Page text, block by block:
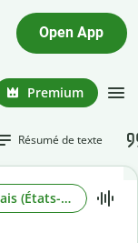
Open App
Premium
Résumé de texte
(États-Unis)